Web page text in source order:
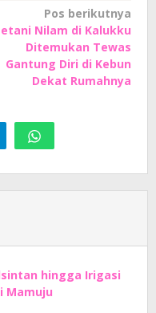
Pos berikutnya
Nilam di Kalukku
Ditemukan Tewas
Gantung Diri di Kebun
Dekat Rumahnya
hingga Irigasi
Mamuju